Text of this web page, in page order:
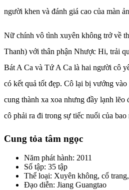
người khen và đánh giá cao của màn
Nữ chính vô tình xuyên không trở về
Thanh) với thân phận Nhược Hi, trải
Bát A Ca và Tứ A Ca là hai người cô
có kết quả tốt đẹp. Cô lại bị vướng
cung thành xa xoa nhưng đầy lạnh lẽo
cô phải ra đi trong sự tiếc nuối của
Cung tỏa tâm ngọc
Năm phát hành: 2011
Số tập: 35 tập
Thể loại: Xuyên không, cổ
Đạo diễn: Jiang Guangtao